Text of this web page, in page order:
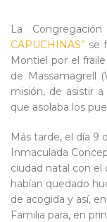
La
CAPUCHINAS” se
Montiel por el
de Massamagrell
misión, de asistir
que asolaba los
Más tarde, el día 9
Inmaculada
ciudad natal con el
habían quedado
de acogida y así,
Familia para, en